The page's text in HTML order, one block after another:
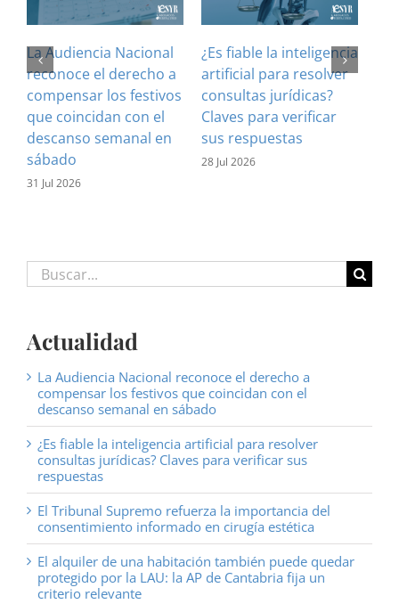
La Audiencia Nacional
reconoce el derecho a
compensar los festivos
que coincidan con el
descanso semanal en
sábado
31 Jul 2026
¿Es fiable la inteligencia
artificial para resolver
consultas jurídicas?
Claves para verificar
sus respuestas
28 Jul 2026
Buscar:
Actualidad
La Audiencia Nacional reconoce el derecho a
compensar los festivos que coincidan con el
descanso semanal en sábado
¿Es fiable la inteligencia artificial para resolver
consultas jurídicas? Claves para verificar sus
respuestas
El Tribunal Supremo refuerza la importancia del
consentimiento informado en cirugía estética
El alquiler de una habitación también puede quedar
protegido por la LAU: la AP de Cantabria fija un
criterio relevante